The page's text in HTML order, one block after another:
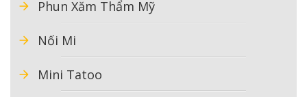
Phun Xăm Thẩm Mỹ
Nối Mi
Mini Tatoo